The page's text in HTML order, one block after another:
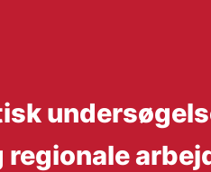
regionale